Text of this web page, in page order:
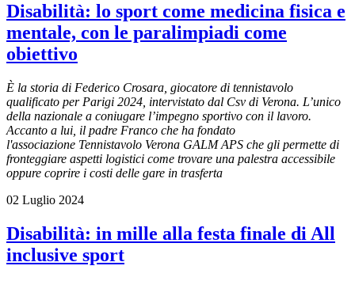
Disabilità: lo sport come medicina fisica e
mentale, con le paralimpiadi come
obiettivo
È la storia di Federico Crosara, giocatore di tennistavolo
qualificato per Parigi 2024, intervistato dal Csv di Verona. L’unico
della nazionale a coniugare l’impegno sportivo con il lavoro.
Accanto a lui, il padre Franco che ha fondato
l'associazione Tennistavolo Verona GALM APS che gli permette di
fronteggiare aspetti logistici come trovare una palestra accessibile
oppure coprire i costi delle gare in trasferta
02 Luglio 2024
Disabilità: in mille alla festa finale di All
inclusive sport